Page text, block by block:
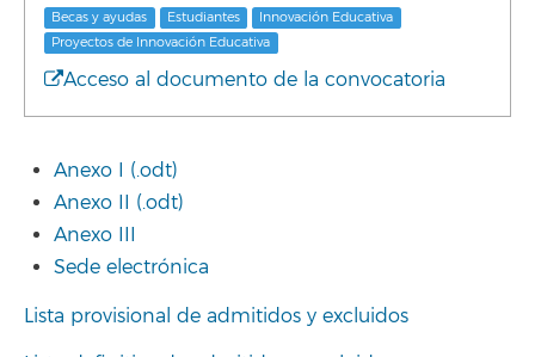
Becas y ayudas Estudiantes
Innovación Educativa
Proyectos de Innovación Educativa
Acceso al documento de la convocatoria
Anexo I (.odt)
Anexo II (.odt)
Anexo III
Sede electrónica
Lista provisional de admitidos y excluidos